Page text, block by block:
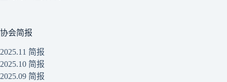
协会简报
2025.11 简报
2025.10 简报
2025.09 简报